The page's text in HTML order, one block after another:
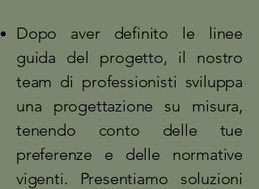
Dopo aver definito le linee
guida del progetto, il nostro
team di professionisti sviluppa
una progettazione su misura,
tenendo conto delle tue
preferenze e delle normative
vigenti. Presentiamo soluzioni